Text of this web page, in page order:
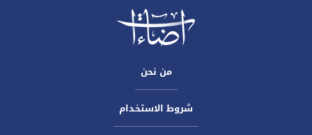
من نحن
شروط الاستخدام